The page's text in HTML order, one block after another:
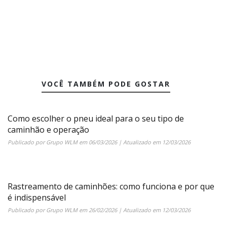
VOCÊ TAMBÉM PODE GOSTAR
Como escolher o pneu ideal para o seu tipo de
caminhão e operação
Publicado porGrupo WLMem 06/03/2026| Atualizado em 12/03/2026
Rastreamento de caminhões: como funciona e por que
é indispensável
Publicado porGrupo WLMem26/02/2026| Atualizado em 12/03/2026